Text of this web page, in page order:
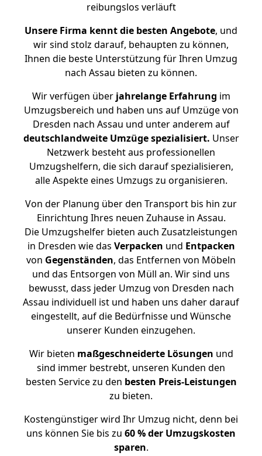
reibungslos verläuft
Unsere Firma kennt die besten Angebote, und
wir sind stolz darauf, behaupten zu können,
Ihnen die beste Unterstützung für Ihren Umzug
nach Assau bieten zu können.
Wir verfügen überjahrelange Erfahrung im
Umzugsbereich und haben uns auf Umzüge von
Dresden nach Assau und unter anderem auf
deutschlandweite Umzüge spezialisiert. Unser
Netzwerk besteht aus professionellen
Umzugshelfern, die sich darauf spezialisieren,
alle Aspekte eines Umzugs zu organisieren.
Von der Planung über den Transport bis hin zur
Einrichtung Ihres neuen Zuhause in Assau.
Die Umzugshelfer bieten auch Zusatzleistungen
in Dresden wie das Verpacken und Entpacken
von Gegenständen, das Entfernen von Möbeln
und das Entsorgen von Müll an. Wir sind uns
bewusst, dass jeder Umzug von Dresden nach
Assau individuell ist und haben uns daher darauf
eingestellt, auf die Bedürfnisse und Wünsche
unserer Kunden einzugehen.
Wir bieten maßgeschneiderte Lösungen und
sind immer bestrebt, unseren Kunden den
besten Service zu den besten Preis-Leistungen
zu bieten.
Kostengünstiger wird Ihr Umzug nicht, denn bei
uns können Sie bis zu 60 % der Umzugskosten
sparen.